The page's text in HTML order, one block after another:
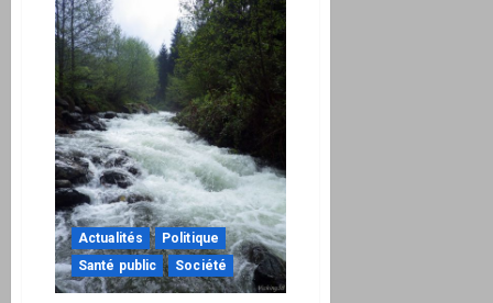
Suède
veut
un
retour
aux
manuels
scolaires
jugeant
le
numérique
responsable
de
la
baisse
du
niveau
scolaire
Actualités
Politique
Santé public
Société